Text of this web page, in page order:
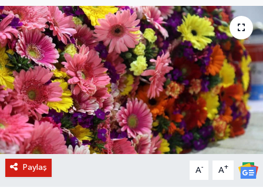
Paylaş A- A+
BİLİM VE TEKNOLOJİ
OTOMOBİL
KURUMSAL